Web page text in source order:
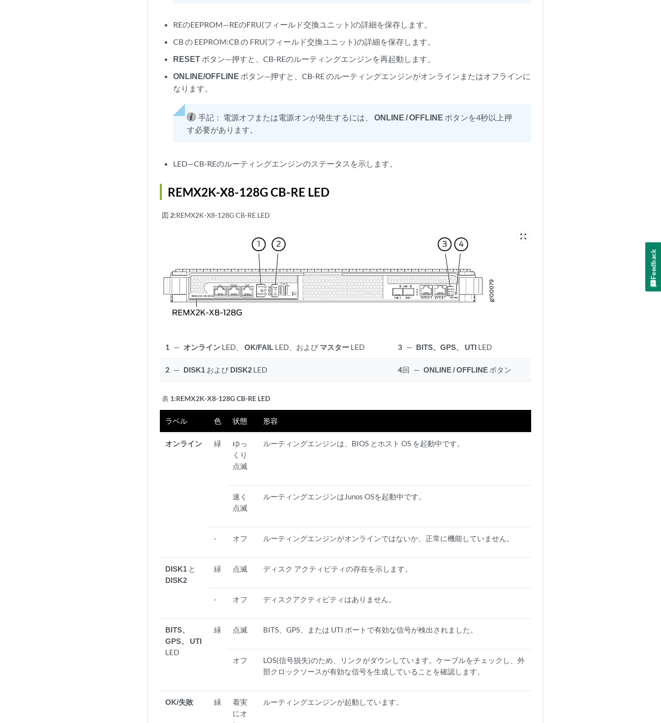
REのEEPROM—REのFRU(フィールド交換ユニット)の詳細を保存します。
CB の EEPROM:CB の FRU(フィールド交換ユニット)の詳細を保存します。
RESET ボタン—押すと、CB-REのルーティングエンジンを再起動します。
ONLINE/OFFLINE ボタン—押すと、CB-RE のルーティングエンジンがオンラインまたはオフラインに
なります。
手記： 電源オフまたは電源オンが発生するには、ONLINE / OFFLINE ボタンを4秒以上押
す必要があります。
LED—CB-REのルーティングエンジンのステータスを示します。
REMX2K-X8-128G CB-RE LED
図 2:REMX2K-X8-128G CB-RE LED
zoom_out_map
1 — オンライン LED、OK/FAIL LED、および マスター LED 3 — BITS、GPS、 UTI LED
2 — DISK1 および DISK2 LED 4回 — ONLINE / OFFLINE ボタン
表 1:REMX2K-X8-128G CB-RE LED
ラベル 色 状態 形容
オンライン 緑
ゆっ
くり
点滅
ルーティングエンジンは、BIOS とホスト OS を起動中です。
速く
点滅
ルーティングエンジンはJunos OSを起動中です。
- オフ ルーティングエンジンがオンラインではないか、正常に機能していません。
DISK1 と
DISK2
緑 点滅 ディスク アクティビティの存在を示します。
- オフ ディスクアクティビティはありません。
BITS、
GPS、 UTI
LED
緑 点滅 BITS、GPS、または UTI ポートで有効な信号が検出されました。
オフ
LOS(信号損失)のため、リンクがダウンしています。ケーブルをチェックし、外
部クロックソースが有効な信号を生成していることを確認します。
OK/失敗 緑
着実
にオ
ルーティングエンジンが起動しています。
Feedback